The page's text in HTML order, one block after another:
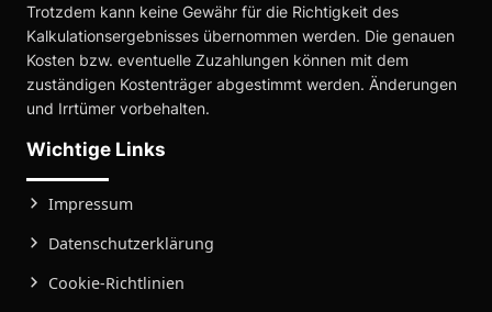
Trotzdem kann keine Gewähr für die Richtigkeit des
Kalkulationsergebnisses übernommen werden. Die genauen
Kosten bzw. eventuelle Zuzahlungen können mit dem
zuständigen Kostenträger abgestimmt werden. Änderungen
und Irrtümer vorbehalten.
Wichtige Links
Impressum
Datenschutzerklärung
Cookie-Richtlinien